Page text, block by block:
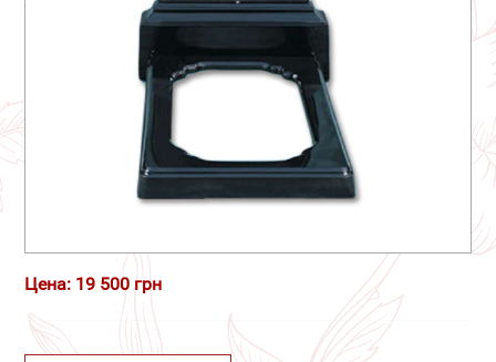
Цена: 19 500 грн